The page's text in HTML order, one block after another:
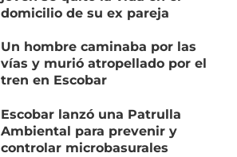
domicilio de su ex pareja
Un hombre caminaba por las
vías y murió atropellado por el
tren en Escobar
Escobar lanzó una Patrulla
Ambiental para prevenir y
controlar microbasurales